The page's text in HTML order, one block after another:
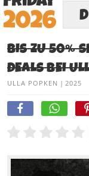
BIS ZU 50%
DEALS BEI
ULLA POPKEN | 2025